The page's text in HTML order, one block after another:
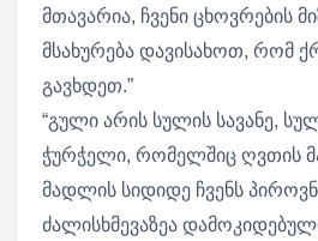
მთავარია, ჩვენი ცხოვრების
მსახურება დავისახოთ, რომ
გავხდეთ.”
“გული არის სულის სავანე,
ჭურჭელი, რომელშიც ღვთის
მადლის სიდიდე ჩვენს
ძალისხმევაზეა